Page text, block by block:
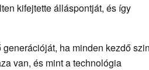
kifejtette álláspontját, és így
ha minden kezdő
van, és mint a technológia